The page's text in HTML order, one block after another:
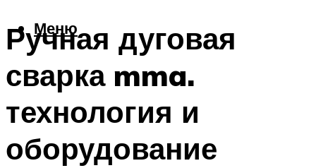
Меню
Ручная дуговая
сварка mma.
технология и
оборудование